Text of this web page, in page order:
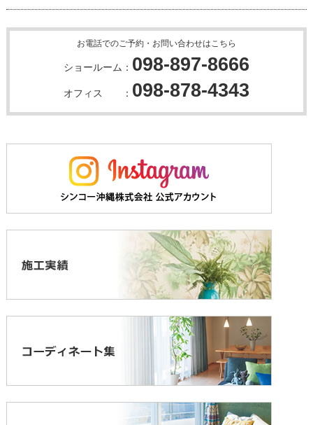
お電話でのご予約・お問い合わせはこちら
ショールーム： 098-897-8666
オフィス ： 098-878-4343